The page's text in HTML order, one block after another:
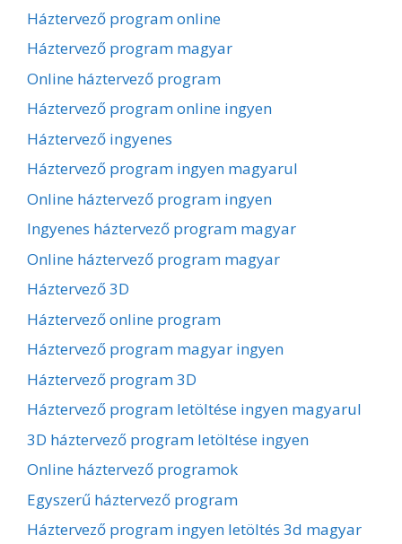
Háztervező program online
Háztervező program magyar
Online háztervező program
Háztervező program online ingyen
Háztervező ingyenes
Háztervező program ingyen magyarul
Online háztervező program ingyen
Ingyenes háztervező program magyar
Online háztervező program magyar
Háztervező 3D
Háztervező online program
Háztervező program magyar ingyen
Háztervező program 3D
Háztervező program letöltése ingyen magyarul
3D háztervező program letöltése ingyen
Online háztervező programok
Egyszerű háztervező program
Háztervező program ingyen letöltés 3d magyar